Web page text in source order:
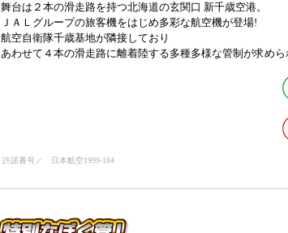
舞台は２本の滑走路を持つ北海道の玄関口 新千歳空港。
ＪＡＬグループの旅客機をはじめ多彩な航空機が登場!
航空自衛隊千歳基地が隣接しており
あわせて４本の滑走路に離着陸する多種多様な管制が求め
許諾番号／ 日本航空1999-184